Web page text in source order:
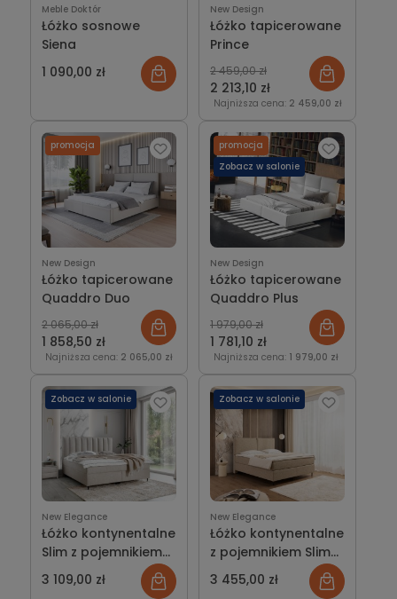
Meble Doktór
Łóżko sosnowe
Siena
1 090,00 zł
New Design
Łóżko tapicerowane
Prince
2 213,10 zł
2 459,00 zł
Najniższa cena: 2 459,00 zł
New Design
Łóżko tapicerowane
Quaddro Duo
1 858,50 zł
2 065,00 zł
Najniższa cena: 2 065,00 zł
promocja
New Design
Łóżko tapicerowane
Quaddro Plus
1 781,10 zł
1 979,00 zł
Najniższa cena: 1 979,00 zł
promocja
Zobacz w salonie
New Elegance
Łóżko kontynentalne
Slim z pojemnikiem
na pościel New
Elegance
3 109,00 zł
Zobacz w salonie
New Elegance
Łóżko kontynentalne
z pojemnikiem Slim
wezgłowie K z
poduszkami New
3 455,00 zł
Zobacz w salonie